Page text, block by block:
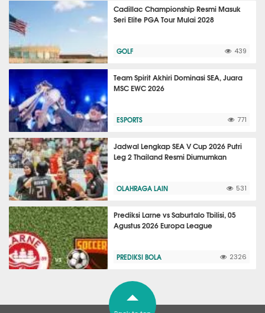
Cadillac Championship Resmi Masuk
Seri Elite PGA Tour Mulai 2028
GOLF 439
Team Spirit Akhiri Dominasi SEA, Juara
MSC EWC 2026
ESPORTS 771
Jadwal Lengkap SEA V Cup 2026 Putri
Leg 2 Thailand Resmi Diumumkan
OLAHRAGA LAIN 531
Prediksi Larne vs Saburtalo Tbilisi, 05
Agustus 2026 Europa League
PREDIKSI BOLA 2326